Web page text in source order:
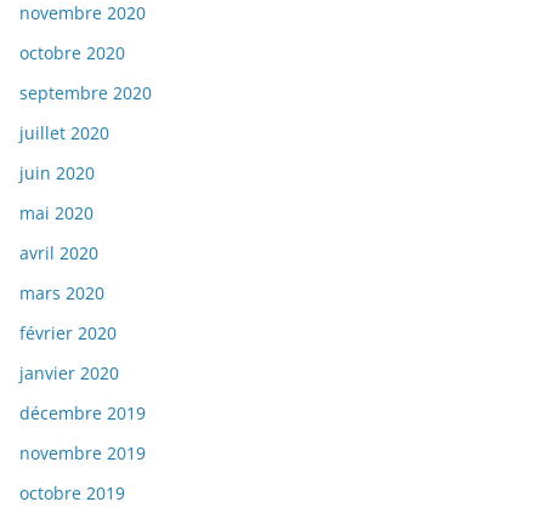
novembre 2020
octobre 2020
septembre 2020
juillet 2020
juin 2020
mai 2020
avril 2020
mars 2020
février 2020
janvier 2020
décembre 2019
novembre 2019
octobre 2019